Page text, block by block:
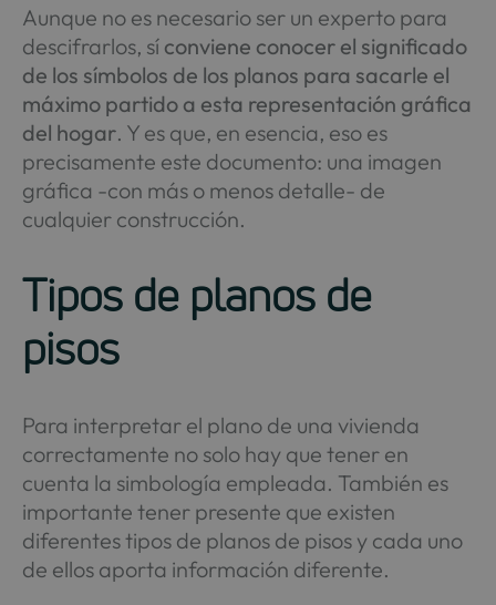
Aunque no es necesario ser un experto para
descifrarlos, sí conviene conocer el significado
de los símbolos de los planos para sacarle el
máximo partido a esta representación gráfica
del hogar. Y es que, en esencia, eso es
precisamente este documento: una imagen
gráfica -con más o menos detalle- de
cualquier construcción.
Tipos de planos de
pisos
Para interpretar el plano de una vivienda
correctamente no solo hay que tener en
cuenta la simbología empleada. También es
importante tener presente que existen
diferentes tipos de planos de pisos y cada uno
de ellos aporta información diferente.